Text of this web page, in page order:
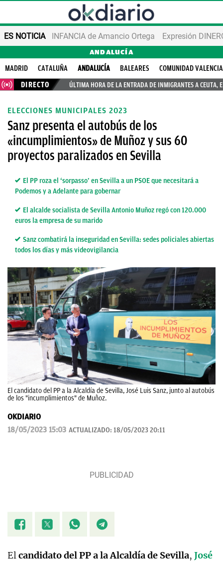
ES NOTICIA INFANCIA de Amancio Ortega Expresión
ANDALUCÍA
MADRID CATALUÑA ANDALUCÍA BALEARES
COMUNIDAD
DIRECTO
ÚLTIMA HORA DE LA ENTRADA DE INMIGRANTES A CEUTA,
ELECCIONES MUNICIPALES 2023
Sanz presenta el autobús de los
«incumplimientos» de Muñoz y sus 60
proyectos paralizados en Sevilla
El PP roza el ‘sorpasso’ en Sevilla a un PSOE que necesitará a
Podemos y a Adelante para gobernar
El alcalde socialista de Sevilla Antonio Muñoz regó con 120.000
euros la empresa de su marido
Sanz combatirá la inseguridad en Sevilla: sedes policiales abiertas
todos los días y más videovigilancia
El candidato del PP a la Alcaldía de Sevilla, José Luis Sanz, junto al autobús
de los "incumplimientos" de Muñoz.
OKDIARIO
18/05/2023 15:03 ACTUALIZADO: 18/05/2023 20:11
Elcandidato del PP a la Alcaldía de Sevilla, José